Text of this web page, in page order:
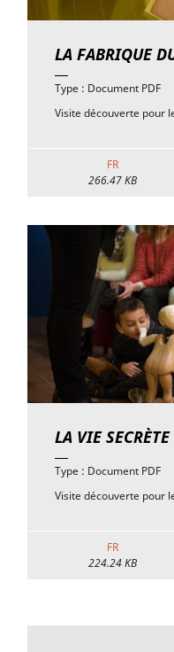
LA FABRIQUE
Type : Document PDF
Visite découverte pour
FR
266.47 KB
LA VIE
Type : Document PDF
Visite découverte pour
FR
224.24 KB